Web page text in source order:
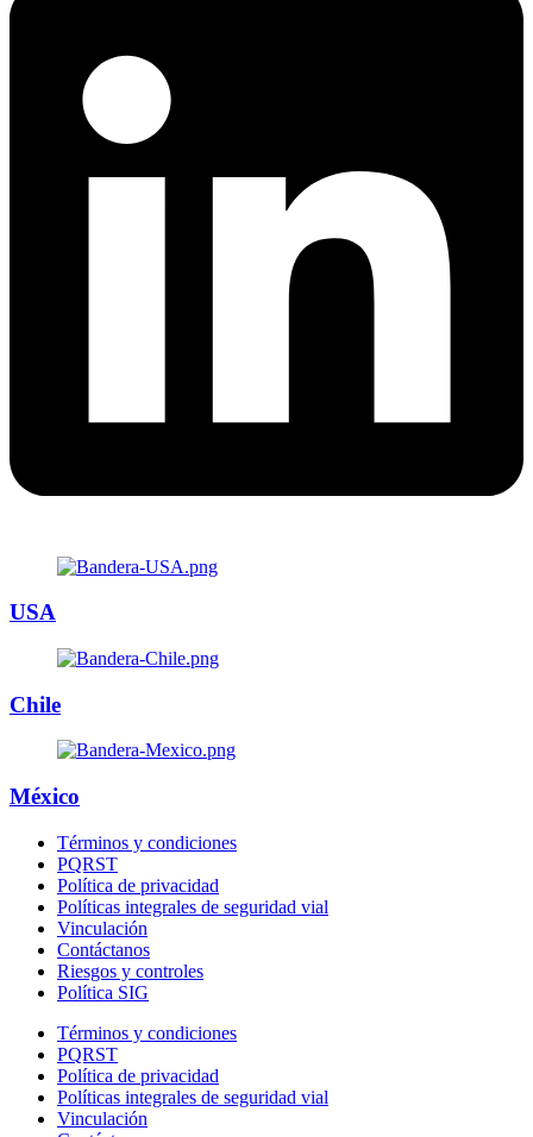
USA
Chile
México
Términos y condiciones
PQRST
Política de privacidad
Políticas integrales de seguridad vial
Vinculación
Contáctanos
Riesgos y controles
Política SIG
Términos y condiciones
PQRST
Política de privacidad
Políticas integrales de seguridad vial
Vinculación